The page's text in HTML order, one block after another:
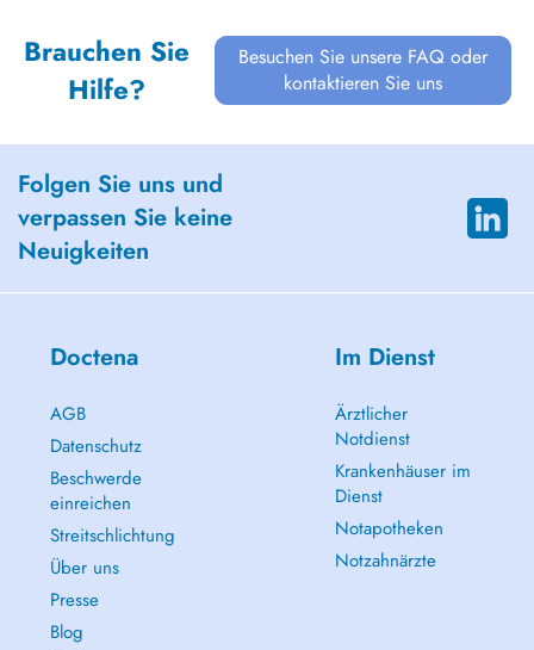
Brauchen Sie
Hilfe?
Besuchen Sie unsere FAQ oder
kontaktieren Sie uns
Folgen Sie uns und
verpassen Sie keine
Neuigkeiten
Doctena
AGB
Datenschutz
Beschwerde
einreichen
Streitschlichtung
Über uns
Presse
Blog
Im Dienst
Ärztlicher
Notdienst
Krankenhäuser im
Dienst
Notapotheken
Notzahnärzte